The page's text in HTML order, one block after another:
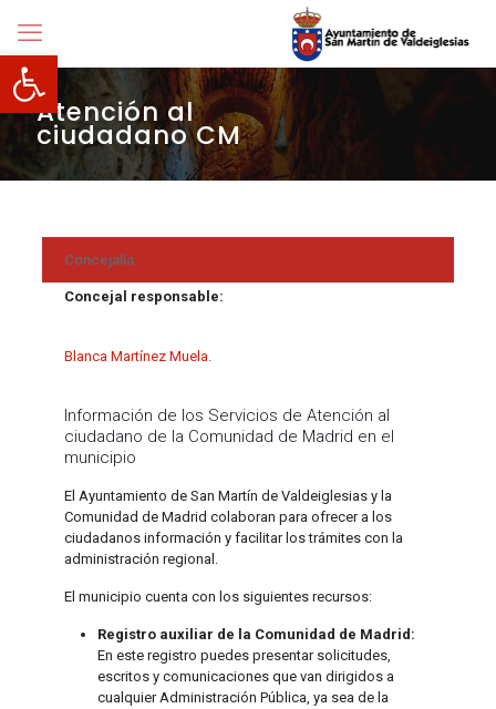
Abrir barra de herramientas
Atención al
ciudadano CM
Concejalía
Concejal responsable:
Blanca Martínez Muela.
Información de los Servicios de Atención al
ciudadano de la Comunidad de Madrid en el
municipio
El Ayuntamiento de San Martín de Valdeiglesias y la
Comunidad de Madrid colaboran para ofrecer a los
ciudadanos información y facilitar los trámites con la
administración regional.
El municipio cuenta con los siguientes recursos:
Registro auxiliar de la Comunidad de Madrid:
En este registro puedes presentar solicitudes,
escritos y comunicaciones que van dirigidos a
cualquier Administración Pública, ya sea de la